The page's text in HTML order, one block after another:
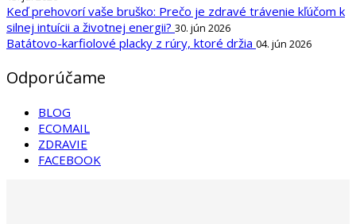
Keď prehovorí vaše bruško: Prečo je zdravé trávenie kľúčom k
silnej intuícii a životnej energii? 30. jún 2026
Batátovo-karfiolové placky z rúry, ktoré držia 04. jún 2026
Odporúčame
BLOG
ECOMAIL
ZDRAVIE
FACEBOOK